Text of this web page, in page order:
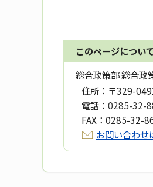
このページについ
総合政策部 総合政
住所： 〒329-
電話： 0285-32-
FAX： 0285-32-
お問い合わせ